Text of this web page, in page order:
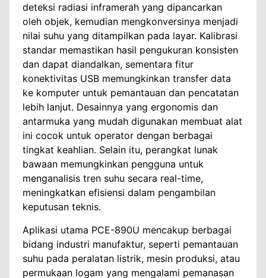
deteksi radiasi inframerah yang dipancarkan
oleh objek, kemudian mengkonversinya menjadi
nilai suhu yang ditampilkan pada layar. Kalibrasi
standar memastikan hasil pengukuran konsisten
dan dapat diandalkan, sementara fitur
konektivitas USB memungkinkan transfer data
ke komputer untuk pemantauan dan pencatatan
lebih lanjut. Desainnya yang ergonomis dan
antarmuka yang mudah digunakan membuat alat
ini cocok untuk operator dengan berbagai
tingkat keahlian. Selain itu, perangkat lunak
bawaan memungkinkan pengguna untuk
menganalisis tren suhu secara real-time,
meningkatkan efisiensi dalam pengambilan
keputusan teknis.
Aplikasi utama PCE-890U mencakup berbagai
bidang industri manufaktur, seperti pemantauan
suhu pada peralatan listrik, mesin produksi, atau
permukaan logam yang mengalami pemanasan